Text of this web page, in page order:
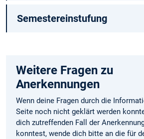
Semestereinstufung
Weitere Fragen zu
Anerkennungen
Wenn deine Fragen durch die
Seite noch nicht geklärt werden
dich zutreffenden Fall der
konntest, wende dich bitte an die für